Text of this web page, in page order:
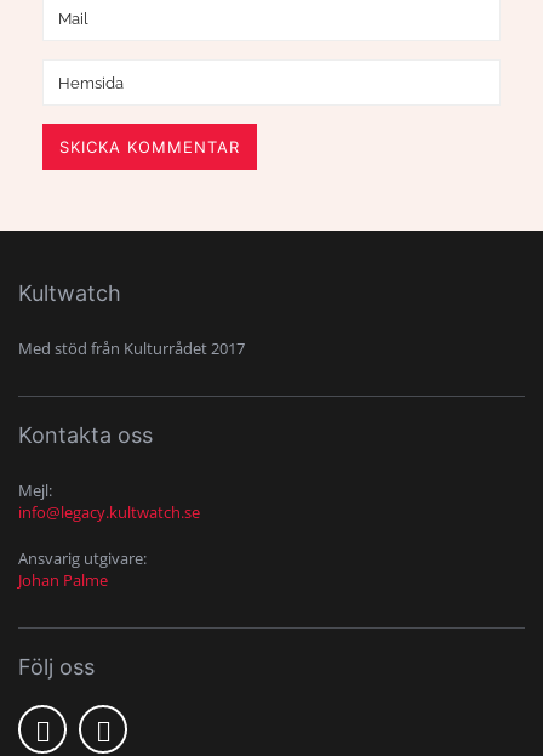
SKICKA KOMMENTAR
Kultwatch
Med stöd från Kulturrådet 2017
Kontakta oss
Mejl:
info@legacy.kultwatch.se
Ansvarig utgivare:
Johan Palme
Följ oss